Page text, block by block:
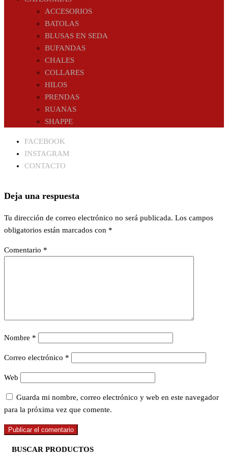
ACCESORIOS
BATOLAS
BLUSAS EN SEDA
BUFANDAS
CHALES
COLLARES
HILOS
PRENDAS
RUANAS
SHAPPE
FACEBOOK
INSTAGRAM
CONTACTO
Deja una respuesta
Tu dirección de correo electrónico no será publicada. Los campos
obligatorios están marcados con *
Comentario *
Nombre *
Correo electrónico *
Web
Guarda mi nombre, correo electrónico y web en este navegador
para la próxima vez que comente.
BUSCAR PRODUCTOS